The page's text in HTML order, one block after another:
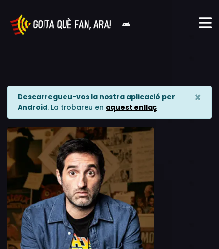
Descarregueu-vos la nostra aplicació per
Android. La trobareu en aquest enllaç
×